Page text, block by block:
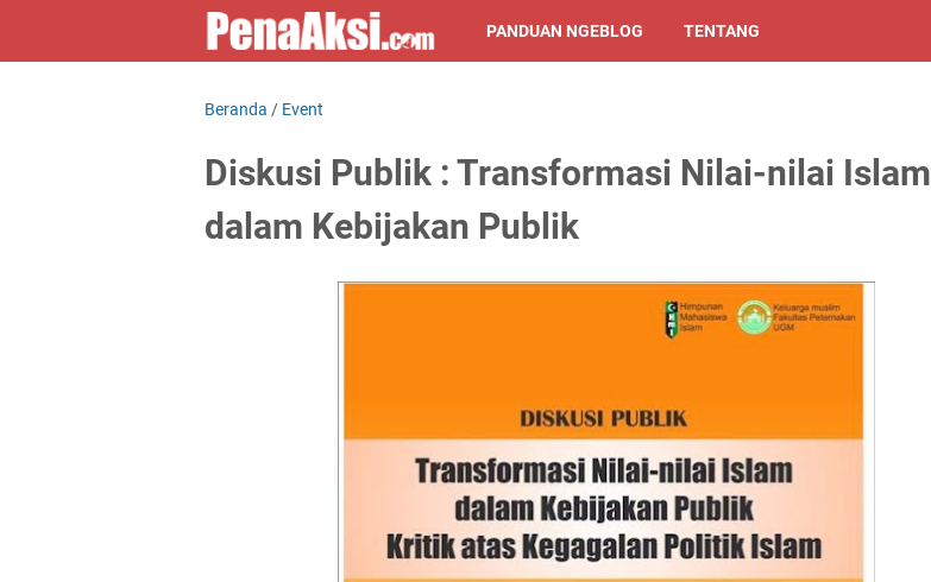
PANDUAN NGEBLOG TENTANG
Beranda / Event
Diskusi Publik : Transformasi Nilai-nilai Islam
dalam Kebijakan Publik